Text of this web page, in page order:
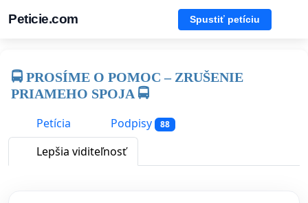
Peticie.com Spustiť petíciu
🚍 PROSÍME O POMOC – ZRUŠENIE
PRIAMEHO SPOJA 🚍
Petícia
Podpisy 88
Lepšia viditeľnosť